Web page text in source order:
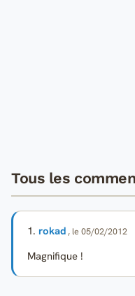
Tous les
1. rokad , le 05/02/2012
Magnifique !